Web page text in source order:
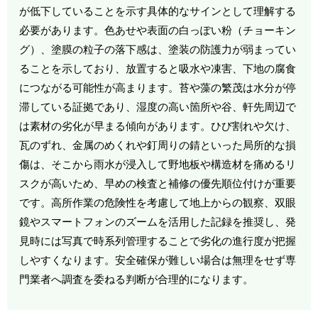
が低下していることを示す具体的なサインとして理解する
必要があります。色あせや表面の白っぽい粉（チョーキン
グ）、塗膜の粒子の落下感は、塗装の防護力が弱まってい
ることを示しており、放置すると吸水や凍害、下地の腐食
につながる可能性が高まります。苔や藻の繁茂は水分が停
滞している証拠であり、湿度の高い箇所や谷、軒先周辺で
は素材の劣化が早まる傾向があります。ひび割れや欠け、
瓦のずれ、金属のめくれや釘周りの錆といった局所的な損
傷は、そこから雨水が浸入して野地板や構造材を痛めるリ
スクが高いため、早めの検査と補修の優先順位付けが重要
です。高所作業の危険性を考慮して地上からの観察、双眼
鏡やスマートフォンのズームを活用した記録を推奨し、発
見時には写真で時系列管理することで劣化の進行度が把握
しやすくなります。安全確保が難しい場合は無理をせず専
門業者へ調査を委ねる判断が合理的になります。